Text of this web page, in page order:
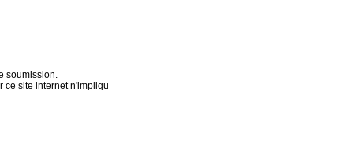
soumission.
ce site internet n'impliqu